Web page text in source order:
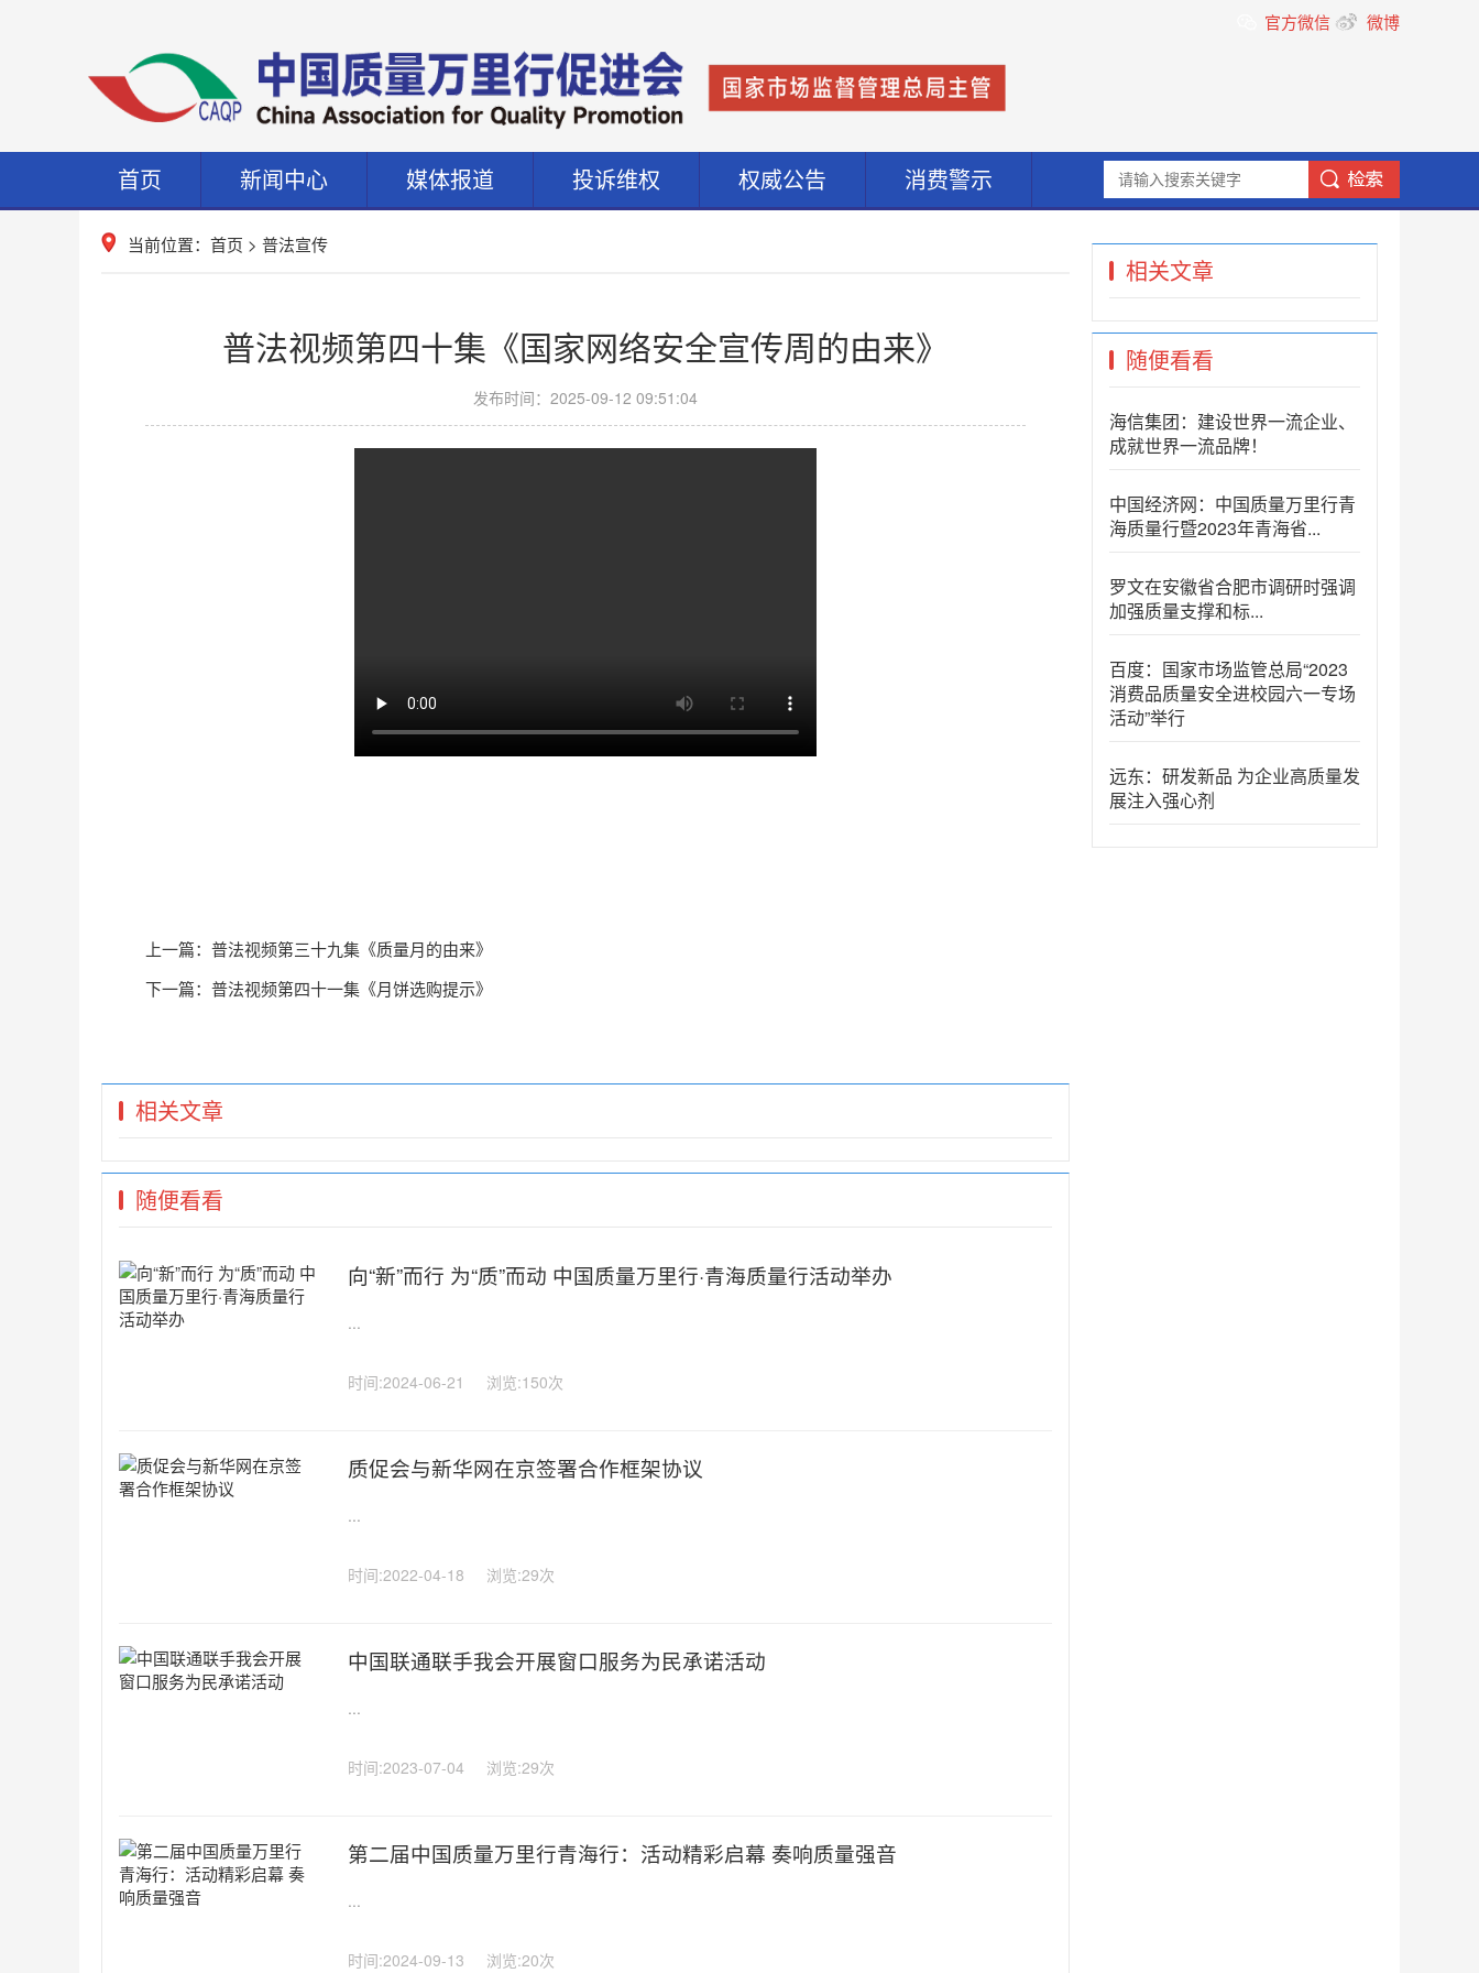
官方微信 微博
首页 新闻中心 媒体报道 投诉维权 权威公告 消费警示
当前位置： 首页 > 普法宣传
普法视频第四十集《国家网络安全宣传周的由来》
发布时间：2025-09-12 09:51:04
上一篇： 普法视频第三十九集《质量月的由来》
下一篇： 普法视频第四十一集《月饼选购提示》
相关文章
随便看看
向“新”而行 为“质”而动 中国质量万里行·青海质量行活动举办
...
时间:2024-06-21 浏览:150次
质促会与新华网在京签署合作框架协议
...
时间:2022-04-18 浏览:29次
中国联通联手我会开展窗口服务为民承诺活动
...
时间:2023-07-04 浏览:29次
第二届中国质量万里行青海行：活动精彩启幕 奏响质量强音
...
时间:2024-09-13 浏览:20次
相关文章
随便看看
海信集团：建设世界一流企业、
成就世界一流品牌！
中国经济网：中国质量万里行青
海质量行暨2023年青海省...
罗文在安徽省合肥市调研时强调
加强质量支撑和标...
百度：国家市场监管总局“2023
消费品质量安全进校园六一专场
活动”举行
远东：研发新品 为企业高质量发
展注入强心剂